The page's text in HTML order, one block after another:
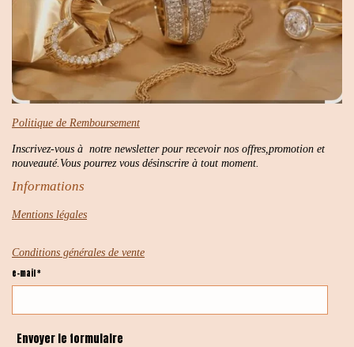
Politique de Remboursement
Inscrivez-vous à notre newsletter pour recevoir nos offres,promotion et
nouveauté.Vous pourrez vous désinscrire à tout moment.
Informations
Mentions légales
Conditions générales de vente
e-mail *
Envoyer le formulaire